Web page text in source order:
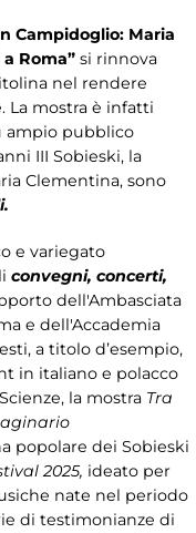
Campidoglio: Maria
Roma” si rinnova
nel rendere
La mostra è infatti
ampio pubblico
III Sobieski, la
Clementina, sono
e variegato
convegni, concerti,
dell'Ambasciata
e dell'Accademia
a titolo d’esempio,
in italiano e polacco
la mostra Tra
popolare dei Sobieski
2025, ideato per
nate nel periodo
di testimonianze di